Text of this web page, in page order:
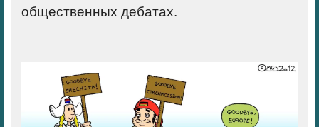
общественных дебатах.